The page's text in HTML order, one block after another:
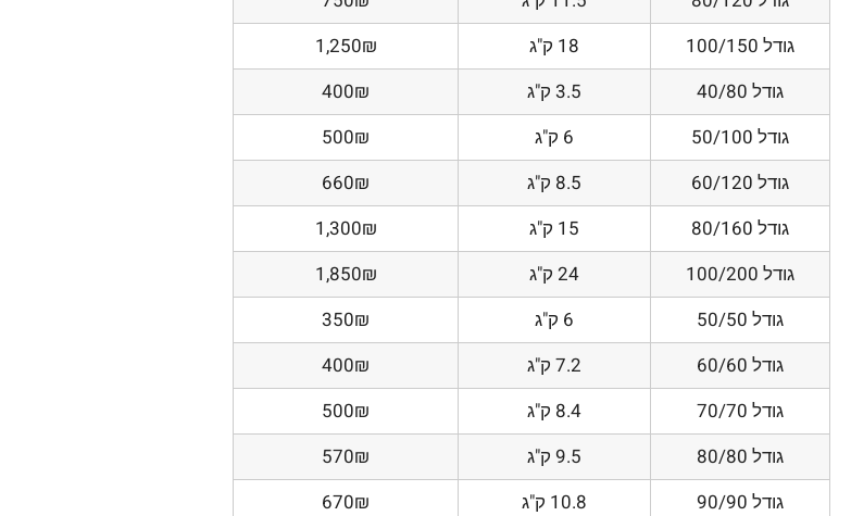
גודל 100/150
18 ק"ג
1,250₪
גודל 40/80
3.5 ק"ג
400₪
גודל 50/100
6 ק"ג
500₪
גודל 60/120
8.5 ק"ג
660₪
גודל 80/160
15 ק"ג
1,300₪
גודל 100/200
24 ק"ג
1,850₪
גודל 50/50
6 ק"ג
350₪
גודל 60/60
7.2 ק"ג
400₪
גודל 70/70
8.4 ק"ג
500₪
גודל 80/80
9.5 ק"ג
570₪
גודל 90/90
10.8 ק"ג 670₪